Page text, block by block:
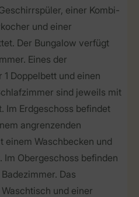
einer Kombi-
und einer
Der Bungalow verfügt
Eines der
Doppelbett und einen
sind jeweils mit
Im Erdgeschoss befindet
angrenzenden
einem Waschbecken und
Obergeschoss befinden
Das
und einer